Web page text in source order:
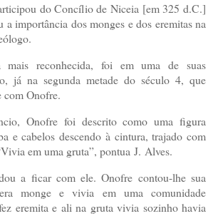
do Concílio de Niceia [em 325 d.C.]
a importância dos monges e dos eremitas na
mais reconhecida, foi em uma de suas
já na segunda metade do século 4, que
com Onofre.
Onofre foi descrito como uma figura
e cabelos descendo à cintura, trajado com
em uma gruta”, pontua J. Alves.
a ficar com ele. Onofre contou-lhe sua
monge e vivia em uma comunidade
eremita e ali na gruta vivia sozinho havia